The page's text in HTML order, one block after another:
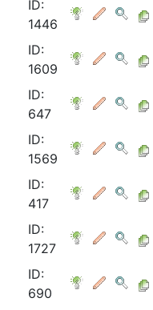
ID:
1446
ID:
1609
ID:
647
ID:
1569
ID:
417
ID:
1727
ID:
690